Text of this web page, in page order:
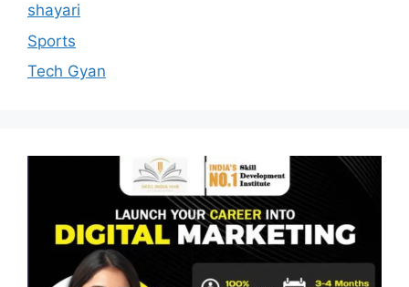
shayari
Sports
Tech Gyan